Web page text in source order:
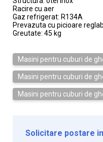
Racire cu aer
Gaz refrigerat: R134A
Prevazuta cu picioare
Greutate: 45 kg
Masini pentru cuburi de
Masini pentru cuburi de
Masini pentru cuburi de
Solicitare postare in